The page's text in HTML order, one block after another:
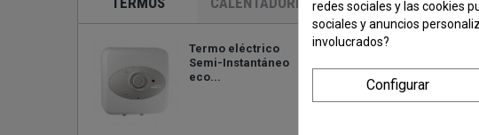
Termo eléctrico
Semi-Instantáneo
eco...
redes sociales y las cookies
sociales y anuncios
involucrados?
Configurar